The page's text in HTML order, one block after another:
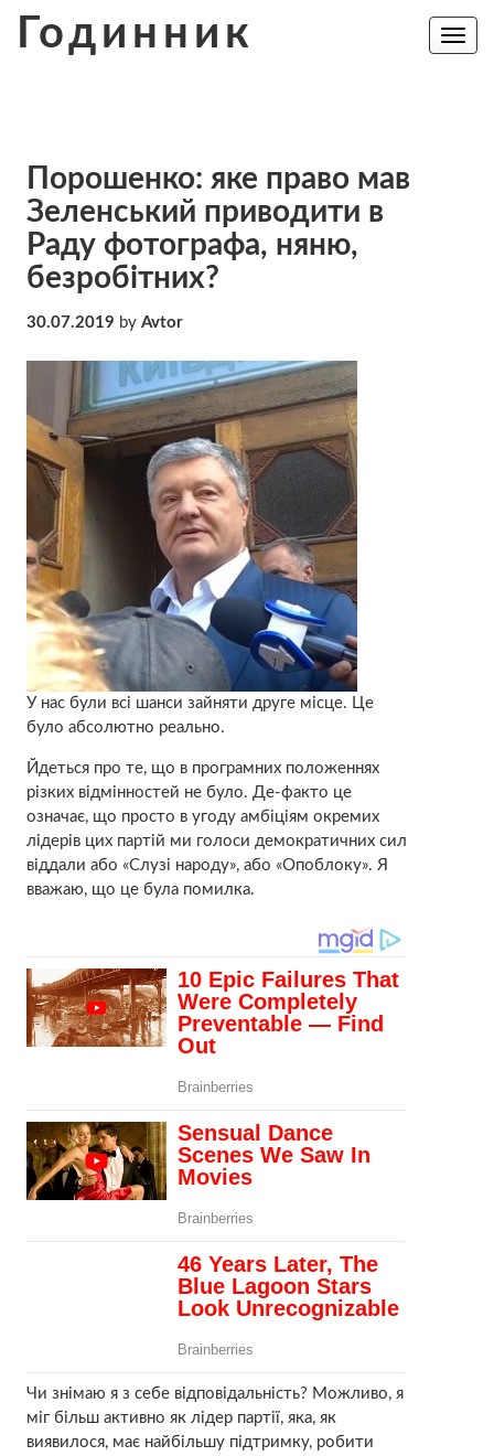
Годинник
Toggle
Порошенко: яке право мав
Зеленський приводити в
Раду фотографа, няню,
безробітних?
30.07.2019 by Avtor
У нас були всі шанси зайняти друге місце. Це
було абсолютно реально.
Йдеться про те, що в програмних положеннях
різких відмінностей не було. Де-факто це
означає, що просто в угоду амбіціям окремих
лідерів цих партій ми голоси демократичних сил
віддали або «Слузі народу», або «Опоблоку». Я
вважаю, що це була помилка.
Чи знімаю я з себе відповідальність? Можливо, я
міг більш активно як лідер партії, яка, як
виявилося, має найбільшу підтримку, робити